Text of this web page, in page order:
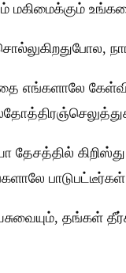
மகிமைக்கும்
தேசத்தில்
தங்கள்